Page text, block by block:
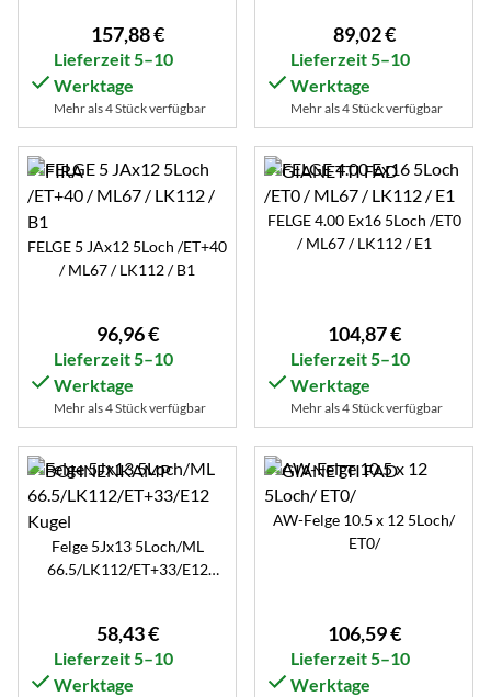
157,88€
Lieferzeit 5–10
Werktage
Mehr als 4 Stück verfügbar
89,02€
Lieferzeit 5–10
Werktage
Mehr als 4 Stück verfügbar
FELGE 5 JAx12 5Loch /ET+40
/ ML67 / LK112 / B1
96,96€
Lieferzeit 5–10
Werktage
Mehr als 4 Stück verfügbar
FELGE 4.00 Ex16 5Loch /ET0
/ ML67 / LK112 / E1
104,87€
Lieferzeit 5–10
Werktage
Mehr als 4 Stück verfügbar
Felge 5Jx13 5Loch/ML
66.5/LK112/ET+33/E12
58,43€
Lieferzeit 5–10
Werktage
AW-Felge 10.5 x 12 5Loch/
ET0/
106,59€
Lieferzeit 5–10
Werktage